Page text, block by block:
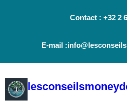
Contact : +32 2
E-mail